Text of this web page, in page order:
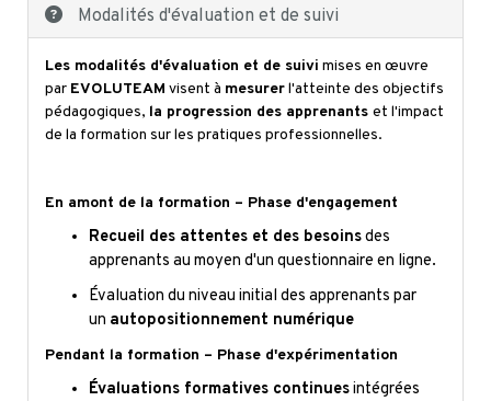
Modalités d'évaluation et de suivi
Les modalités d'évaluation et de suivi mises en œuvre
par EVOLUTEAM visent à mesurerl'atteinte des objectifs
pédagogiques, la progression des apprenants et l'impact
de la formation sur les pratiques professionnelles.
En amont de la formation – Phase d'engagement
Recueil des attentes et des besoinsdes
apprenants au moyen d'un questionnaire en ligne.
Évaluation du niveau initial des apprenants par
un autopositionnement numérique
Pendant la formation – Phase d'expérimentation
Évaluations formatives continuesintégrées